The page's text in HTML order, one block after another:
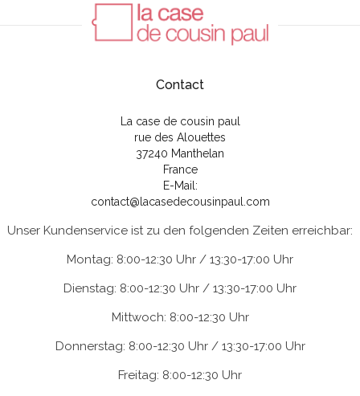
Contact
La case de cousin paul
rue des Alouettes
37240 Manthelan
France
E-Mail:
contact@lacasedecousinpaul.com
Unser Kundenservice ist zu den folgenden Zeiten erreichbar:
Montag: 8:00-12:30 Uhr / 13:30-17:00 Uhr
Dienstag: 8:00-12:30 Uhr / 13:30-17:00 Uhr
Mittwoch: 8:00-12:30 Uhr
Donnerstag: 8:00-12:30 Uhr / 13:30-17:00 Uhr
Freitag: 8:00-12:30 Uhr